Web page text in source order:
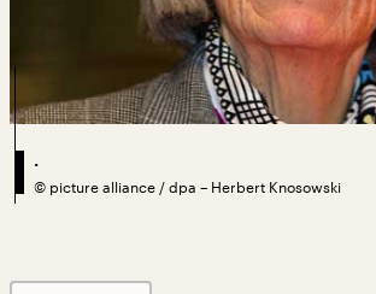
.
© picture alliance / dpa – Herbert Knosowski